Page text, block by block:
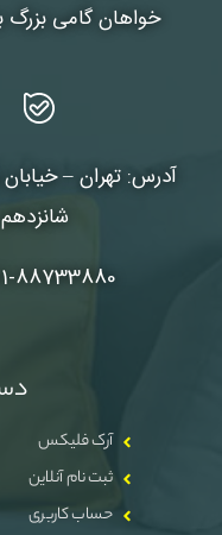
خواهان گامی بزرگ
آدرس: تهران –
شانزدهم –
/// 021-88730621
آرک فلیکس
ثبت نام آنلاین
حساب کاربری